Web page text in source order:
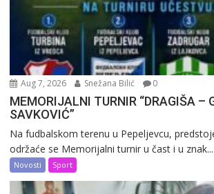
Aug 7, 2026 Snežana Bilić 0
MEMORIJALNI TURNIR “DRAGIŠA –
SAVKOVIĆ”
Na fudbalskom terenu u Pepeljevcu,
održaće se Memorijalni turnir u čast i u znak...
Novosti Sport